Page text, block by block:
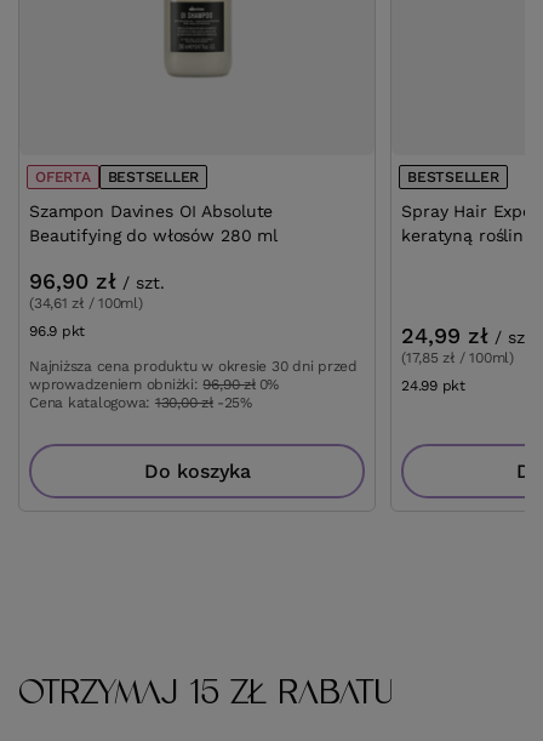
OFERTA BESTSELLER
Szampon Davines OI Absolute
Beautifying do włosów 280 ml
96,90 zł / szt.
(34,61 zł / 100ml)
96.9 pkt
Najniższa cena produktu w okresie 30 dni przed
wprowadzeniem obniżki:96,90 zł 0%
Cena katalogowa: 130,00 zł -25%
Do koszyka
BESTSELLER
Spray Hair
keratyną
24,99 zł / szt.
(17,85 zł / 100ml)
24.99 pktpunktów
OTRZYMAJ 15 ZŁ RABATU